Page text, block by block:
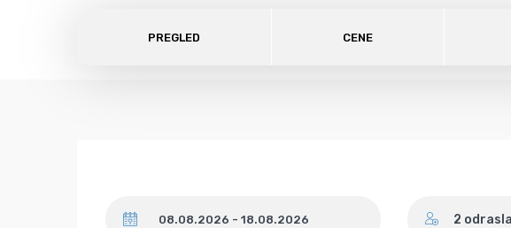
PREGLED CENE
2